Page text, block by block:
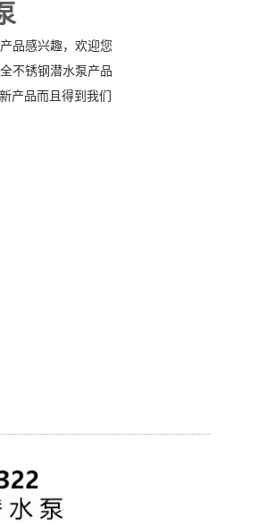
品感兴趣，欢迎您
不锈钢潜水泵产品
产品而且得到我们